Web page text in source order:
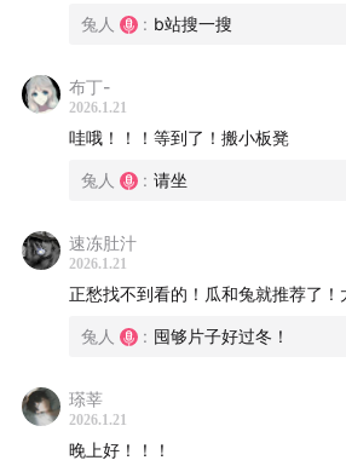
微信公众号：我要WhatYouNeed
微博@我要WhatYouNeed
商务联系：whatyouneedoffice
本播客是 @我要WhatYouNeed 旗
我们团队的其他播客。 不把天聊si 说
兔人 : b站搜一搜
布丁-
2026.1.21
哇哦！！！等到了！搬小板凳
兔人 : 请坐
速冻肚汁
2026.1.21
正愁找不到看的！瓜和兔就推荐了
兔人 : 囤够片子好过冬！
瑹莘
2026.1.21
晚上好！！！